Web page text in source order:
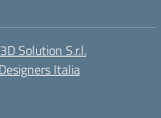
Solution S.r.l.
Italia